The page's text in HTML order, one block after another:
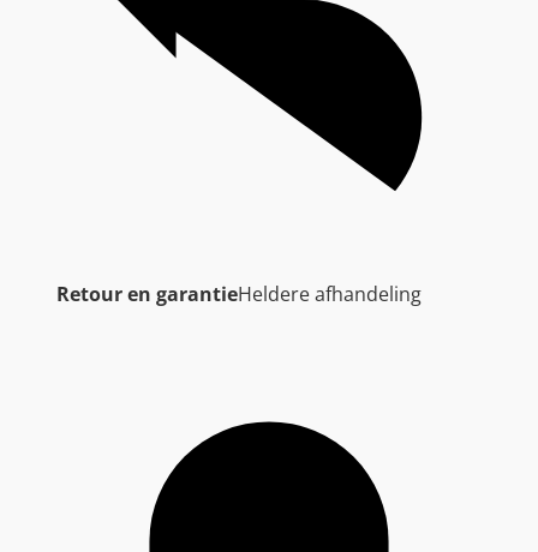
Retour en garantieHeldere afhandeling